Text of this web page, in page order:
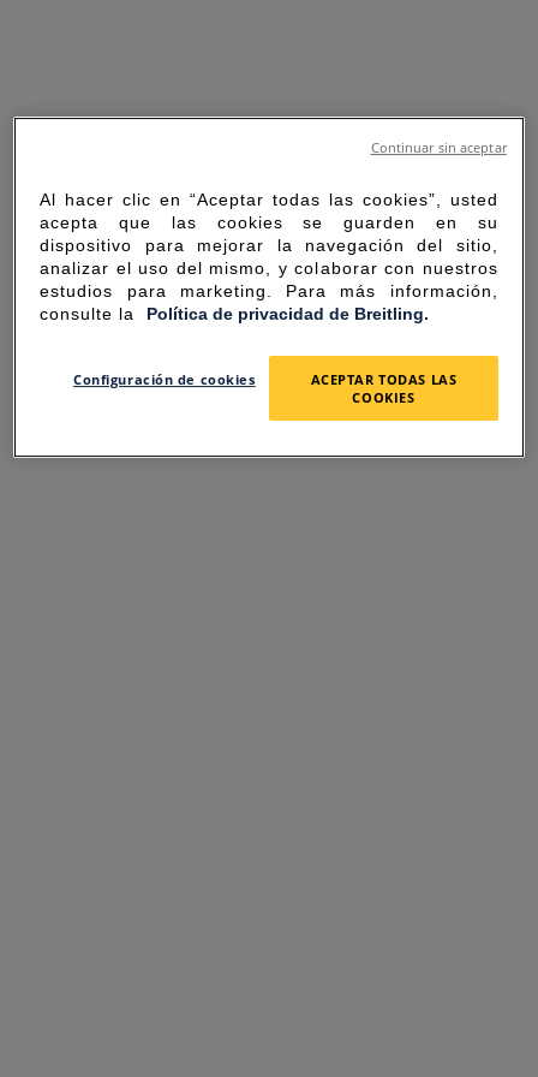
SORRY FOR THE
INCONVENIENCE
Al hacer clic en “Aceptar todas las cookies”, usted
acepta que las cookies se guarden en su
dispositivo para mejorar la navegación del sitio,
analizar el uso del mismo, y colaborar con nuestros
estudios para marketing. Para más información,
consulte la Política de privacidad de Breitling.
Configuración de cookies
ACEPTAR TODAS LAS
COOKIES
Continuar sin aceptar